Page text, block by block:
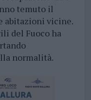
temuto il
abitazioni vicine.
del Fuoco ha
normalità.